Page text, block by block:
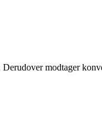
modtager